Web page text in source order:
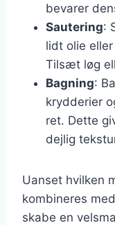
bevarer
Sautering:
lidt olie
Tilsæt løg
Bagning:
krydderier
ret. Dette
dejlig
Uanset hvilken
kombineres
skabe en